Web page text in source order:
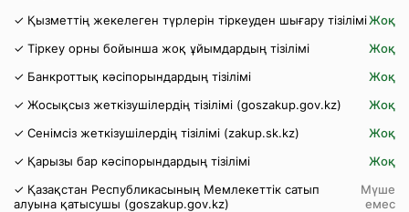
✓ Қызметтің жекелеген түрлерін тіркеуден шығару тізіліміЖоқ
✓ Тіркеу орны бойынша жоқ ұйымдардың тізілімі
Жоқ
✓ Банкроттық кәсіпорындардың тізілімі
Жоқ
✓ Жосықсыз жеткізушілердің тізілімі (goszakup.gov.kz)
Жоқ
✓ Сенімсіз жеткізушілердің тізілімі (zakup.sk.kz)
Жоқ
✓ Қарызы бар кәсіпорындардың тізілімі
Жоқ
✓ Қазақстан Республикасының Мемлекеттік сатып
алуына қатысушы (goszakup.gov.kz)
Мүше
емес